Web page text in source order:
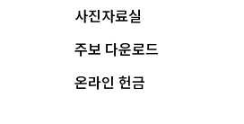
사진자료실
주보 다운로드
온라인 헌금